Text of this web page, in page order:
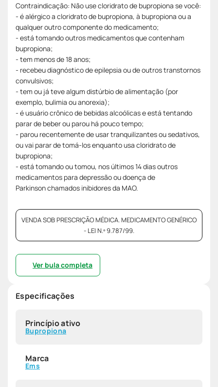
Contraindicação: Não use cloridrato de bupropiona se você:
- é alérgico a cloridrato de bupropiona, à bupropiona ou a
qualquer outro componente do medicamento;
- está tomando outros medicamentos que contenham
bupropiona;
- tem menos de 18 anos;
- recebeu diagnóstico de epilepsia ou de outros transtornos
convulsivos;
- tem ou já teve algum distúrbio de alimentação (por
exemplo, bulimia ou anorexia);
- é usuário crônico de bebidas alcoólicas e está tentando
parar de beber ou parou há pouco tempo;
- parou recentemente de usar tranquilizantes ou sedativos,
ou vai parar de tomá-los enquanto usa cloridrato de
bupropiona;
- está tomando ou tomou, nos últimos 14 dias outros
medicamentos para depressão ou doença de
Parkinson chamados inibidores da MAO.
VENDA SOB PRESCRIÇÃO MÉDICA. MEDICAMENTO GENÉRICO
- LEI N.º 9.787/99.
Ver bula completa
Especificações
Princípio ativo
Bupropiona
Marca
Ems